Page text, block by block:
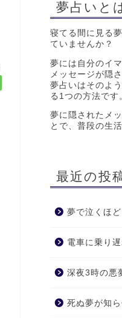
夢占いと
寝てる間に見る
ていませんか？
夢には自分のイ
メッセージが隠
夢占いはそのよ
る1つの方法です
夢に隠されたメ
とで、普段の生
最近の投
夢で泣くほ
電車に乗り
深夜3時の悪
死ぬ夢が知